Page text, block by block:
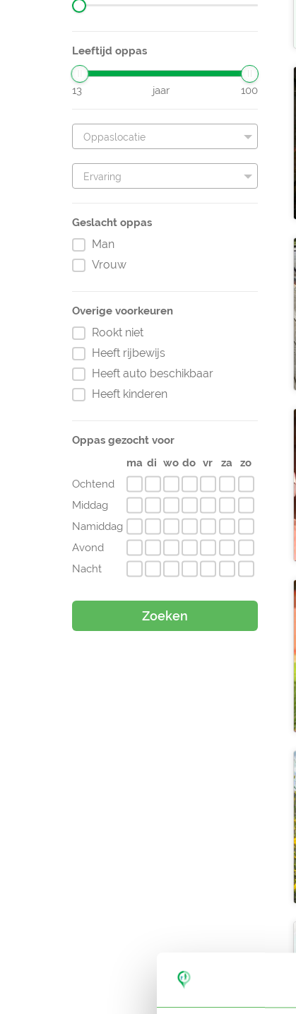
Leeftijd oppas
13 jaar 100
Oppaslocatie
Ervaring
Geslacht oppas
Man
Vrouw
Overige voorkeuren
Rookt niet
Heeft rijbewijs
Heeft auto beschikbaar
Heeft kinderen
Oppas gezocht voor
ma di wo do vr za
zo
Ochtend
Middag
Namiddag
Avond
Nacht
Zoeken